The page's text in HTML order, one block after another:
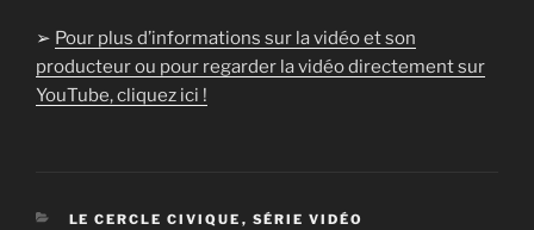
➢ Pour plus d’informations sur la vidéo et son
producteur ou pour regarder la vidéo directement sur
YouTube, cliquez ici !
CATÉGORIES
LE CERCLE CIVIQUE , SÉRIE VIDÉO